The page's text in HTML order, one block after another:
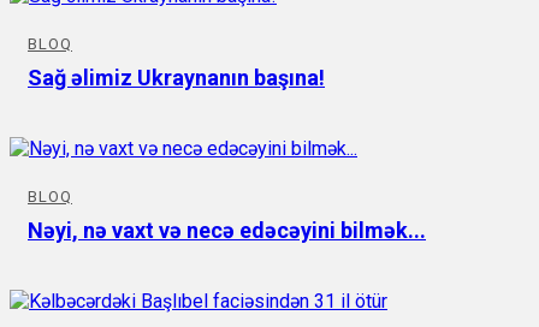
BLOQ
Sağ əlimiz Ukraynanın başına!
BLOQ
Nəyi, nə vaxt və necə edəcəyini bilmək...